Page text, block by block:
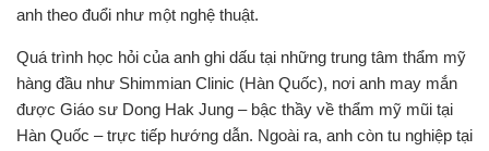
anh theo đuổi như một nghệ thuật.
Quá trình học hỏi của anh ghi dấu tại những trung tâm thẩm mỹ
hàng đầu như Shimmian Clinic (Hàn Quốc), nơi anh may mắn
được Giáo sư Dong Hak Jung – bậc thầy về thẩm mỹ mũi tại
Hàn Quốc – trực tiếp hướng dẫn. Ngoài ra, anh còn tu nghiệp tại